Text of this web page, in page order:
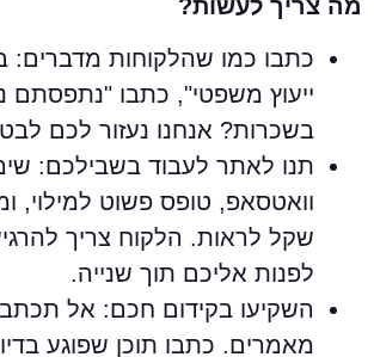
מה צריך לעשות?
כתבו כמו שהלקוחות מדברים:
ייעוץ משפטי", כתבו "נתפסתם
בשכרות? אנחנו נעזור לכם
תנו לאתר לעבוד בשבילכם:
וואטסאפ, טופס פשוט למילוי,
שקל לראות. הלקוח צריך
לפנות אליכם תוך שנייה.
השקיעו בקידום חכם: אל
מאמרים. כתבו תוכן שפוגע